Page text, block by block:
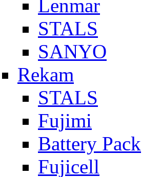
Lenmar
STALS
SANYO
Rekam
STALS
Fujimi
Battery Pack
Fujicell